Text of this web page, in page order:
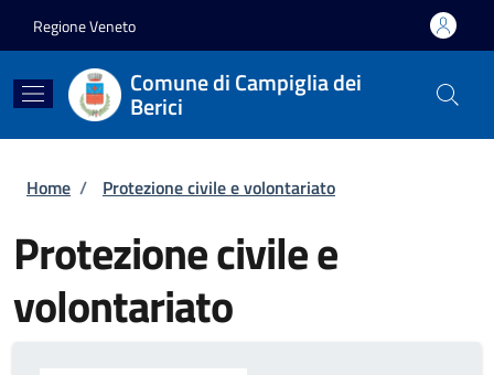
Regione Veneto
Comune di Campiglia dei
Berici
Briciole di pane
Home / Protezione civile e volontariato
Protezione civile e
volontariato